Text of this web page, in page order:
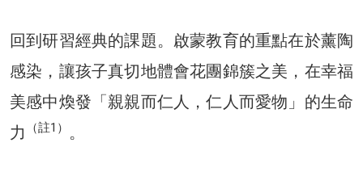
回到研習經典的課題。啟蒙教育的重點在於薰陶
感染，讓孩子真切地體會花團錦簇之美，在幸福
美感中煥發「親親而仁人，仁人而愛物」的生命
力
（註1） 。